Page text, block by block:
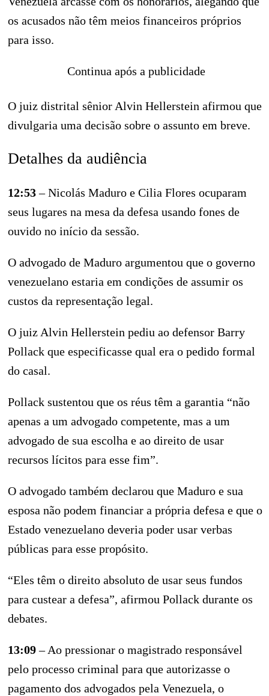
os acusados não têm meios financeiros próprios
para isso.
Continua após a publicidade
O juiz distrital sênior Alvin Hellerstein afirmou que
divulgaria uma decisão sobre o assunto em breve.
Detalhes da audiência
12:53– Nicolás Maduro e Cilia Flores ocuparam
seus lugares na mesa da defesa usando fones de
ouvido no início da sessão.
O advogado de Maduro argumentou que o governo
venezuelano estaria em condições de assumir os
custos da representação legal.
O juiz Alvin Hellerstein pediu ao defensor Barry
Pollack que especificasse qual era o pedido formal
do casal.
Pollack sustentou que os réus têm a garantia “não
apenas a um advogado competente, mas a um
advogado de sua escolha e ao direito de usar
recursos lícitos para esse fim”.
O advogado também declarou que Maduro e sua
esposa não podem financiar a própria defesa e que o
Estado venezuelano deveria poder usar verbas
públicas para esse propósito.
“Eles têm o direito absoluto de usar seus fundos
para custear a defesa”, afirmou Pollack durante os
debates.
13:09– Ao pressionar o magistrado responsável
pelo processo criminal para que autorizasse o
pagamento dos advogados pela Venezuela, o